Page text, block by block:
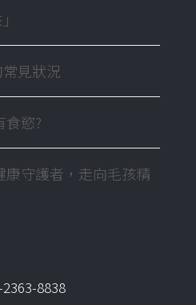
見狀況
食慾?
康守護者，走向毛孩精
8838